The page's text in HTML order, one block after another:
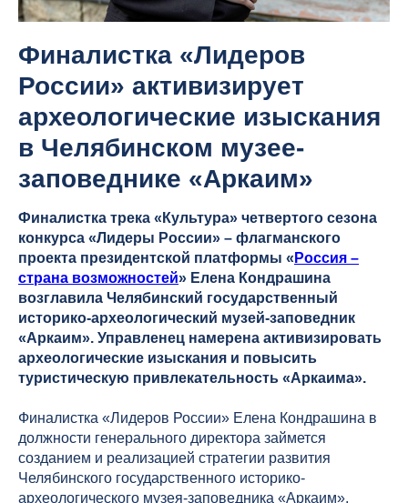
Финалистка «Лидеров
России» активизирует
археологические изыскания
в Челябинском музее-
заповеднике «Аркаим»
Финалистка трека «Культура» четвертого сезона
конкурса «Лидеры России» – флагманского
проекта президентской платформы « Россия –
страна возможностей» Елена Кондрашина
возглавила Челябинский государственный
историко-археологический музей-заповедник
«Аркаим». Управленец намерена активизировать
археологические изыскания и повысить
туристическую привлекательность «Аркаима».
Финалистка «Лидеров России» Елена Кондрашина в
должности генерального директора займется
созданием и реализацией стратегии развития
Челябинского государственного историко-
археологического музея-заповедника «Аркаим».